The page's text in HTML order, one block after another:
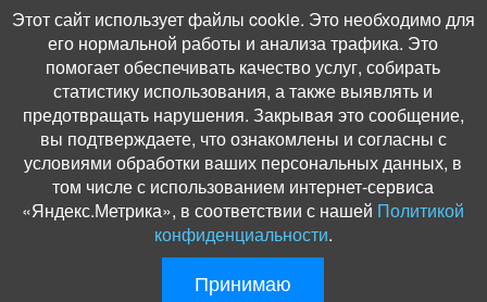
Финансовая
грамотность
Информация
по
налогам
Публичные
слушания
© Администрация Новолабинского сельского поселения, 2012.
Этот сайт использует файлы cookie. Это необходимо для
его нормальной работы и анализа трафика. Это
помогает обеспечивать качество услуг, собирать
статистику использования, а также выявлять и
предотвращать нарушения. Закрывая это сообщение,
вы подтверждаете, что ознакомлены и согласны с
условиями обработки ваших персональных данных, в
том числе с использованием интернет-сервиса
«Яндекс.Метрика», в соответствии с нашей Политикой
конфиденциальности.
Принимаю